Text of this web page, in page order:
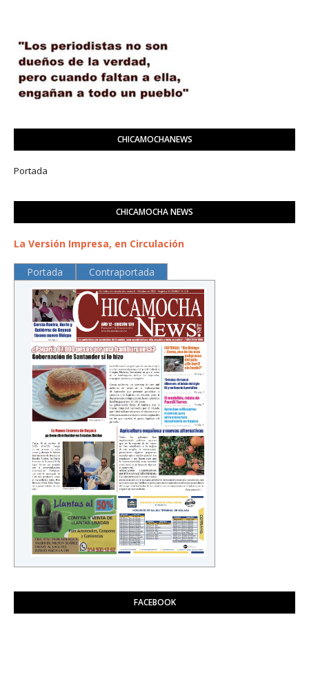
CHICAMOCHANEWS
Portada
CHICAMOCHA NEWS
La Versión Impresa, en Circulación
Portada Contraportada
FACEBOOK